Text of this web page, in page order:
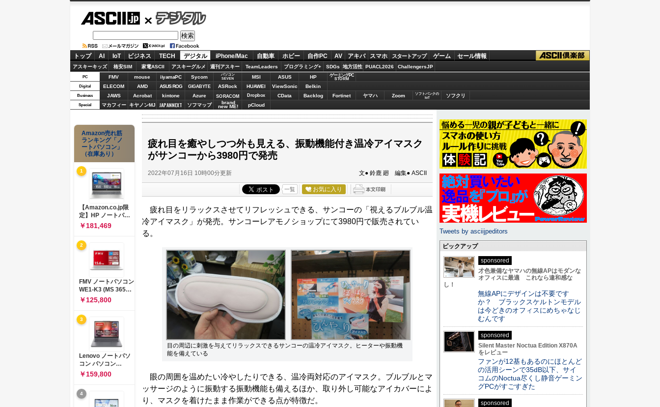
デジタル
トップ AI IoT ビジネス TECH デジタル iPhone/Mac 自動車 ホビー 自作PC AV アキバ スマホ スタートアップ ゲーム セール情報
アスキーキッズ 格安SIM 家電ASCII アスキーグルメ 週刊アスキー TeamLeaders プログラミング+ SDGs 地方活性 PUACL2026 ChallengersJP
PC FMV mouse iiyamaPC Sycom
パソコン
SEVEN
MSI ASUS HP ゲーミングPC
STORM
Digital ELECOM AMD ASUS ROG GIGABYTE ASRock HUAWEI ViewSonic Belkin
Business JAWS Acrobat kintone Azure SORACOM Dropbox CData Backlog Fortinet ヤマハ Zoom
ソフトバンクの
IoT
ソフクリ
Special マカフィー キヤノンMJ JAPANNEXT ソフマップ brand
new ME! pCloud
疲れ目を癒やしつつ外も見える、振動機能付き温冷アイマスク
がサンコーから3980円で発売
2022年07月16日 10時00分更新 文● 鈴鹿 廻 編集● ASCII
一覧 お気に入り
疲れ目をリラックスさせてリフレッシュできる、サンコーの「視えるブルブル温
冷アイマスク」が発売。サンコーレアモノショップにて3980円で販売されてい
る。
目の周辺に刺激を与えてリラックスできるサンコーの温冷アイマスク。ヒーターや振動機
能を備えている
眼の周囲を温めたい冷やしたりできる、温冷両対応のアイマスク。ブルブルとマ
ッサージのように振動する振動機能も備えるほか、取り外し可能なアイカバーによ
り、マスクを着けたまま作業ができる点が特徴だ。
Amazon売れ筋
ランキング「ノ
ートパソコン」
（在庫あり）
1
【Amazon.co.jp限
定】HP ノートパソ
コン 15-fd 15.6イン
チ インテル Core 5
120U メモリ16GB
SSD512GB
Windows 11
Microsoft Office
2024搭載 WPS
Office搭載 カメラシ
ャッター 指紋認証 薄
型 Copilotキー搭載
ナチュラルシルバー
￥181,469
2
FMV ノートパソコン
WE1-K3 (MS 365
Personal/Copilotキ
ー搭載/Win 11/15.6
型/Core
i5/16GB/SSD
512GB/ホワイト)
FMVWK3E15W_AZ
￥125,800
3
Lenovo ノートパソ
コン パソコン
IdeaPad Slim 3 14.0
インチ AMD
Ryzen™ 5 8640HS
メモリ16GB
SSD512GB
￥159,800
4
Tweets by asciijpeditors
ピックアップ
sponsored
才色兼備なヤマハの無線APはモダンな
オフィスに最適 これなら違和感な
し！
無線APにデザインは不要です
か？ ブラックスケルトンモデル
は今どきのオフィスにめちゃなじ
むんです
sponsored
Silent Master Noctua Edition X870A
をレビュー
ファンが12基もあるのにほとんど
の活用シーンで35dB以下、サイ
コムのNoctua尽くし静音ゲーミン
グPCがすごすぎた
sponsored